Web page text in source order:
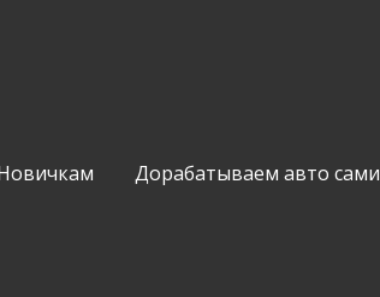
Дорабатываем авто сами